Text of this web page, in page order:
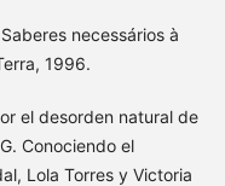
necessários à
1996.
el desorden natural de
Conociendo el
Lola Torres y Victoria